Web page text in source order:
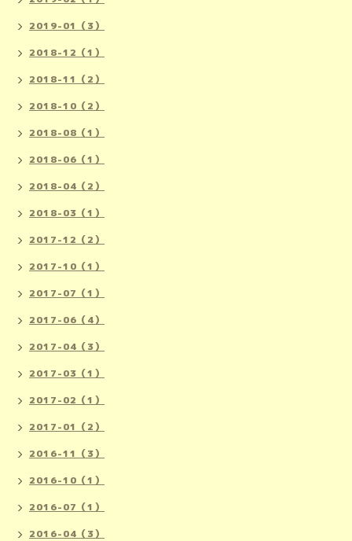
2019-01（3）
2018-12（1）
2018-11（2）
2018-10（2）
2018-08（1）
2018-06（1）
2018-04（2）
2018-03（1）
2017-12（2）
2017-10（1）
2017-07（1）
2017-06（4）
2017-04（3）
2017-03（1）
2017-02（1）
2017-01（2）
2016-11（3）
2016-10（1）
2016-07（1）
2016-04（3）